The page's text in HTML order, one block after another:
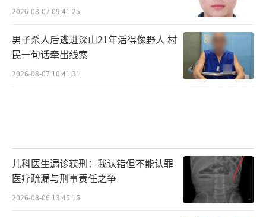
2026-08-07 09:41:25
男子杀人后逃进深山21年活得像野人 村
民一句话牵出线索
2026-08-07 10:41:31
儿科医生漏诊获刑：我认错但不能认罪
医疗疏漏与刑事责任之争
2026-08-06 13:45:15